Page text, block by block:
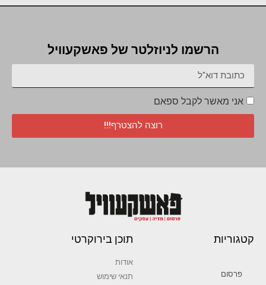
הרשמו לניוזלטר של פאשקעוויל
אני מאשר לקבל ספאם
רוצה להצטרף!!!
קטגוריות
פרסום
תוכן בירוקרטי
אודות
תנאי שימוש